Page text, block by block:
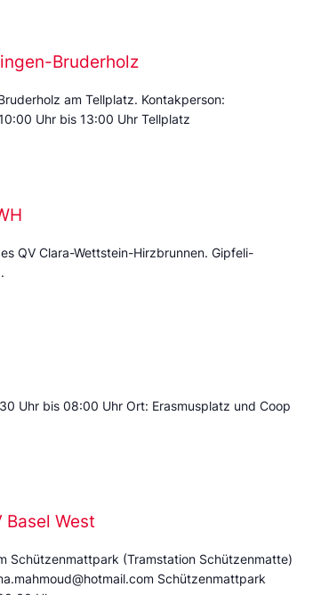
Bruderholz
am Tellplatz. Kontakperson:
Uhr bis 13:00 Uhr Tellplatz
QV Clara-Wettstein-Hirzbrunnen. Gipfeli-
Uhr bis 08:00 Uhr Ort: Erasmusplatz und Coop
Basel West
Schützenmattpark (Tramstation Schützenmatte)
Schützenmattpark